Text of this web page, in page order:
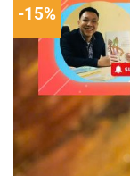
-15%